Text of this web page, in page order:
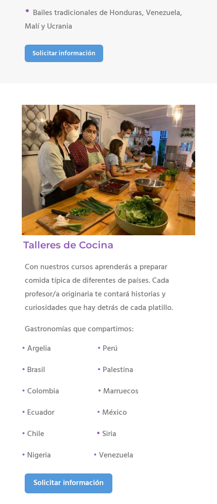
• Bailes tradicionales de Honduras, Venezuela,
Malí y Ucrania
Solicitar información
Talleres de Cocina
Con nuestros cursos aprenderás a preparar
comida típica de diferentes de países. Cada
profesor/a originaria te contará historias y
curiosidades que hay detrás de cada platillo.
Gastronomías que compartimos:
•Argelia • Perú
• Brasil • Palestina
•Colombia • Marruecos
• Ecuador • México
•Chile • Siria
• Nigeria •Venezuela
Solicitar información